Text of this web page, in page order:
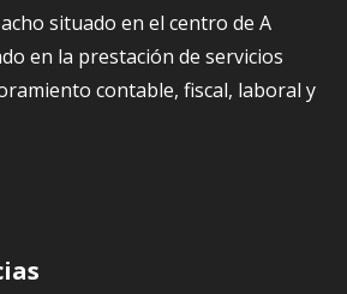
situado en el centro de A
en la prestación de servicios
contable, fiscal, laboral y